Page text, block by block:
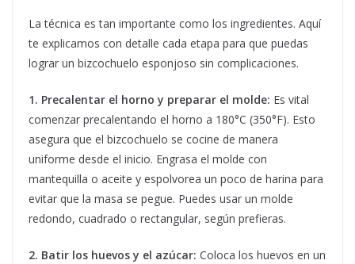
La técnica es tan importante como los ingredientes. Aquí
te explicamos con detalle cada etapa para que puedas
lograr un bizcochuelo esponjoso sin complicaciones.
1. Precalentar el horno y preparar el molde: Es vital
comenzar precalentando el horno a 180°C (350°F). Esto
asegura que el bizcochuelo se cocine de manera
uniforme desde el inicio. Engrasa el molde con
mantequilla o aceite y espolvorea un poco de harina para
evitar que la masa se pegue. Puedes usar un molde
redondo, cuadrado o rectangular, según prefieras.
2. Batir los huevos y el azúcar: Coloca los huevos en un